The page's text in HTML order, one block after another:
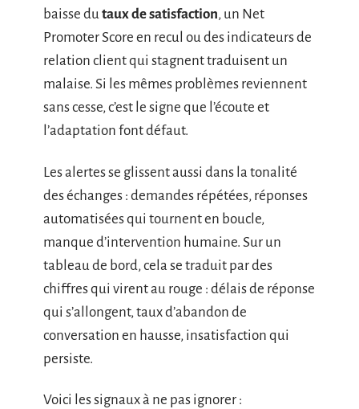
baisse dutaux de satisfaction, un Net
Promoter Score en recul ou des indicateurs de
relation client qui stagnent traduisent un
malaise. Si les mêmes problèmes reviennent
sans cesse, c’est le signe que l’écoute et
l’adaptation font défaut.
Les alertes se glissent aussi dans la tonalité
des échanges : demandes répétées, réponses
automatisées qui tournent en boucle,
manque d’intervention humaine. Sur un
tableau de bord, cela se traduit par des
chiffres qui virent au rouge : délais de réponse
qui s’allongent, taux d’abandon de
conversation en hausse, insatisfaction qui
persiste.
Voici les signaux à ne pas ignorer :